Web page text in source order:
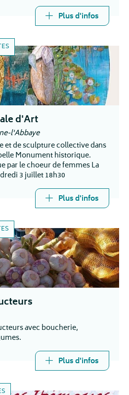
Plus d'infos
d'Art
l'Abbaye
et de sculpture collective dans
Monument historique.
par le choeur de femmes La
le vendredi 3 juillet 18h30
Plus d'infos
avec boucherie,
Plus d'infos